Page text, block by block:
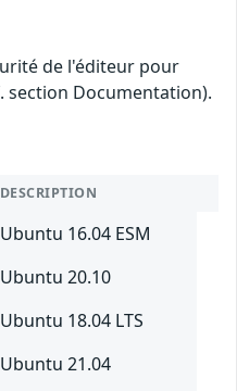
de l'éditeur pour
Documentation).
DESCRIPTION
Ubuntu 16.04 ESM
Ubuntu 20.10
Ubuntu 18.04 LTS
Ubuntu 21.04